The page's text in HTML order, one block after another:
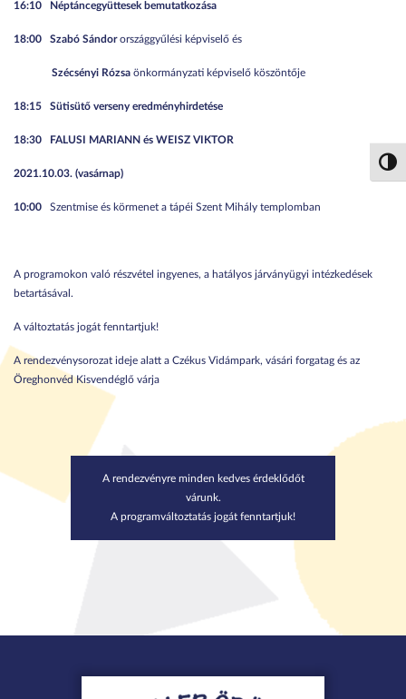
16:10 Néptáncegyüttesek bemutatkozása
18:00 Szabó Sándorországgyűlési képviselő és
Szécsényi Rózsa önkormányzati képviselő köszöntője
18:15 Sütisütő verseny eredményhirdetése
18:30 FALUSI MARIANN és WEISZ VIKTOR
2021.10.03. (vasárnap)
10:00 Szentmise és körmenet a tápéi Szent Mihály templomban
A programokon való részvétel ingyenes, a hatályos járványügyi intézkedések
betartásával.
A változtatás jogát fenntartjuk!
A rendezvénysorozat ideje alatt a Czékus Vidámpark, vásári forgatag és az
Öreghonvéd Kisvendéglő várja
A rendezvényre minden kedves érdeklődőt
várunk.
A programváltoztatás jogát fenntartjuk!